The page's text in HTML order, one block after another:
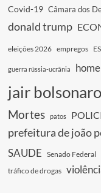
Covid-19 Câmara dos
donald trump
eleições 2026 empregos
guerra rússia-ucrânia
jair bolsonaro
Mortes patos
prefeitura de joão
SAUDE Senado Federal
tráfico de drogas